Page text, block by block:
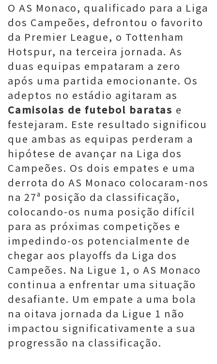
O AS Monaco, qualificado para a Liga
dos Campeões, defrontou o favorito
da Premier League, o Tottenham
Hotspur, na terceira jornada. As
duas equipas empataram a zero
após uma partida emocionante. Os
adeptos no estádio agitaram as
Camisolas de futebol baratas e
festejaram. Este resultado significou
que ambas as equipas perderam a
hipótese de avançar na Liga dos
Campeões. Os dois empates e uma
derrota do AS Monaco colocaram-nos
na 27ª posição da classificação,
colocando-os numa posição difícil
para as próximas competições e
impedindo-os potencialmente de
chegar aos playoffs da Liga dos
Campeões. Na Ligue 1, o AS Monaco
continua a enfrentar uma situação
desafiante. Um empate a uma bola
na oitava jornada da Ligue 1 não
impactou significativamente a sua
progressão na classificação.